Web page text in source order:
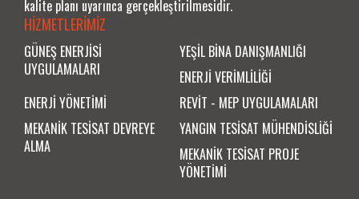
kalite planı uyarınca gerçekleştirilmesidir.
HİZMETLERİMİZ
GÜNEŞ ENERJİSİ
UYGULAMALARI
YEŞİL BİNA DANIŞMANLIĞI
ENERJİ VERİMLİLİĞİ
ENERJİ YÖNETİMİ
REVİT - MEP UYGULAMALARI
MEKANİK TESİSAT DEVREYE
ALMA
YANGIN TESİSAT MÜHENDİSLİĞİ
MEKANİK TESİSAT PROJE
YÖNETİMİ